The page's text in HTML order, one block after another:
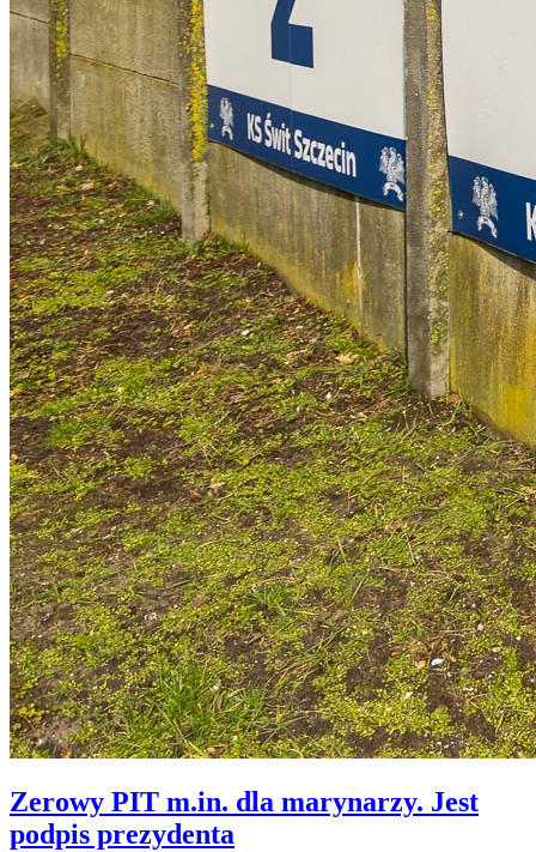
Zerowy PIT m.in. dla marynarzy. Jest
podpis prezydenta